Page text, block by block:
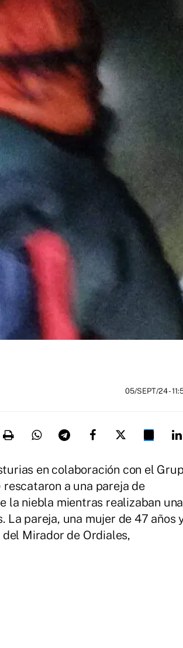
05/SEPT/24-
en colaboración con el
rescataron a una pareja de
la niebla mientras realizaban una
La pareja, una mujer de 47 años
Mirador de Ordiales,